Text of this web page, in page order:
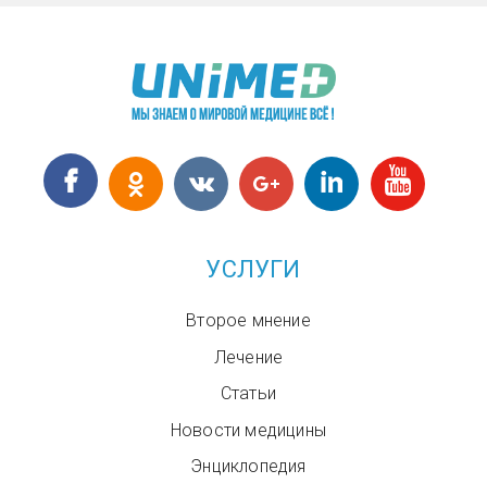
УСЛУГИ
Второе мнение
Лечение
Статьи
Новости медицины
Энциклопедия